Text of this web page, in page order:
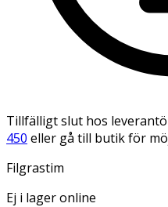
Tillfälligt slut hos
450 eller gå till butik för
Filgrastim
Ej i lager online